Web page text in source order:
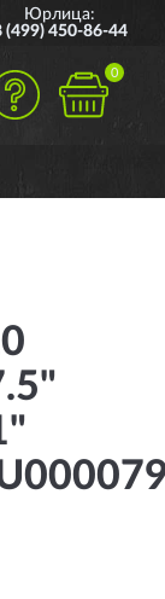
Юрлица:
(499) 450-86-44
0